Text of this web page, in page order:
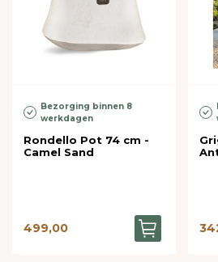
Bezorging binnen 8
werkdagen
Rondello Pot 74 cm -
Camel Sand
499,00